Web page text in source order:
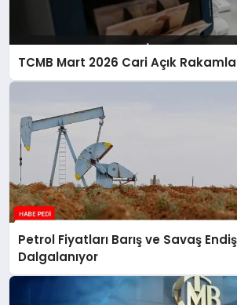
TCMB Mart 2026 Cari Açık
Petrol Fiyatları Barış ve Savaş
Dalgalanıyor